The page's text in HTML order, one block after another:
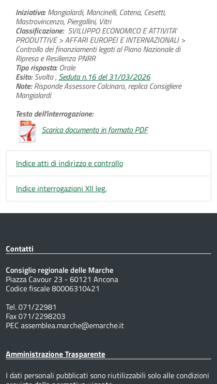
Iniziativa:Mangialardi, Mancinelli, Catena, Cesetti,
Mastrovincenzo, Piergallini, Vitri
Classificazione: SVILUPPO ECONOMICO E ATTIVITA'
PRODUTTIVE > AFFARI EUROPEI E INTERNAZIONALI >
Controllo dei finanziamenti legati al Piano Nazionale di
Ripresa e Resilienza PNRR
Tipo risposta:Orale
Esito:Svolta , Seduta n.16 del 31/03/2026
Note:Risponde Assessore Calcinaro, replica Consigliere
Mangialardi
Testo dell'interrogazione:
Scarica documento in formato PDF
Indice atti di indirizzo e controllo
Indice interrogazioni XII leg.
Contatti
Consiglio regionale delle Marche
Piazza Cavour 23 - 60121 Ancona
Codice fiscale 80006310421
Tel. 071/22981
Fax 071/2298203
PEC assemblea.marche@emarche.it
Amministrazione Trasparente
I dati personali pubblicati sono riutilizzabili solo alle condizioni